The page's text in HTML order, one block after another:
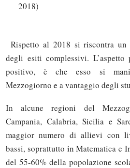
2018)
Rispetto al 2018 si riscontra un
degli esiti complessivi.
positivo, è che esso si
Mezzogiorno e a vantaggio degli
In alcune regioni del
Campania, Calabria, Sicilia e
maggior numero di allievi con
bassi, soprattutto in Matematica e
del 55-60% della popolazione